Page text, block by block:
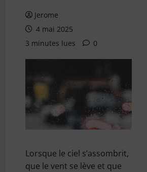
Jerome
4 mai 2025
3 minutes lues
0
Lorsque le ciel s’assombrit,
que le vent se lève et que